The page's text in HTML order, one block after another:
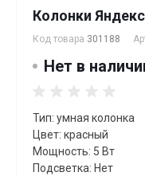
Колонки
Код товара 301188
Нет в
Тип: умная колонка
Цвет: красный
Мощность: 5 Вт
Подсветка: Нет